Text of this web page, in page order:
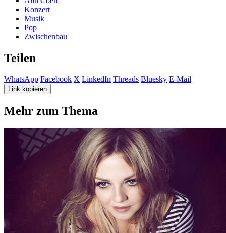
Konzert
Musik
Pop
Zwischenbau
Teilen
WhatsApp Facebook X LinkedIn Threads Bluesky E-Mail
Link kopieren
Mehr zum Thema